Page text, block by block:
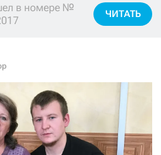
в номере №
ЧИТАТЬ
СОУЧАСТНИКОМ
пишите donate@novayagazeta.ru